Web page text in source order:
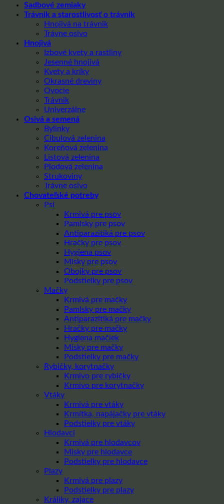
Sadbové zemiaky
Trávnik a starostlivosť o trávnik
Hnojivá na trávnik
Trávne osivo
Hnojivá
Izbové kvety a rastliny
Jesenné hnojivá
Kvety a kríky
Okrasné dreviny
Ovocie
Trávnik
Univerzálne
Osivá a semená
Bylinky
Cibulová zelenina
Koreňová zelenina
Listová zelenina
Plodová zelenina
Strukoviny
Trávne osivo
Chovateľské potreby
Psi
Krmivá pre psov
Pamlsky pre psov
Antiparazitiká pre psov
Hračky pre psov
Hygiena psov
Misky pre psov
Obojky pre psov
Podstielky pre psov
Mačky
Krmivá pre mačky
Pamlsky pre mačky
Antiparazitiká pre mačky
Hračky pre mačky
Hygiena mačiek
Misky pre mačky
Podstielky pre mačky
Rybičky, korytnačky
Krmivo pre rybičky
Krmivo pre korytnačky
Vtáky
Krmivá pre vtáky
Krmítka, napájačky pre vtáky
Podstielky pre vtáky
Hlodavci
Krmivá pre hlodavcov
Misky pre hlodavce
Podstielky pre hlodavce
Plazy
Krmivá pre plazy
Podstielky pre plazy
Králiky, zajace